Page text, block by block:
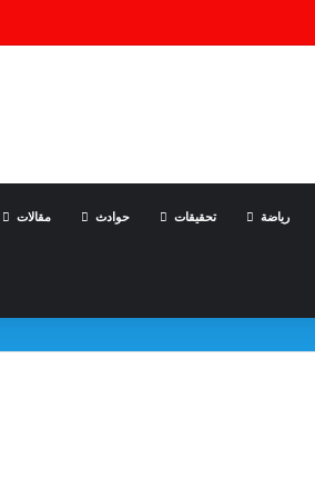
رياضة تحقيقات حوادث مقالات